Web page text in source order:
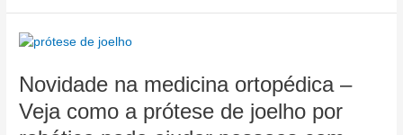
Novidade na medicina ortopédica –
Veja como a prótese de joelho por
Novidade
medicina
–